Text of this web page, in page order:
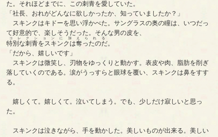
た。それほどまでに、この刺青を愛していた。
「社長、おれがどんなに欲しかったか、知っていましたか？」
スキンクはキドーを思い浮かべた。サングラスの奥の瞳は、いつだっ
て好意的で、楽しそうだった。そんな男の皮を、
特別な刺青をスキンクは奪ったのだ
コレクションに加えられる
。
「だから、嬉しいです」
スキンクは微笑し、刃物をゆっくりと動かす。表皮や肉、脂肪を削ぎ
落していくのである。涙がうっすらと眼球を覆い、スキンクは鼻をすす
る。
嬉しくて。嬉しくて。泣いてしまう。でも、少しだけ寂しいと思っ
た。
スキンクは泣きながら、手を動かした。美しいものが出来る。美しい